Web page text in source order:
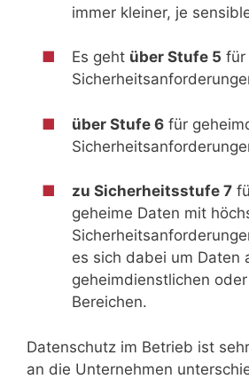
immer kleiner, je
Es geht über Stufe 5 für
über Stufe 6 für
zu Sicherheitsstufe 7
geheime Daten mit
es sich dabei um Daten
geheimdienstlichen
Bereichen.
Datenschutz im Betrieb ist
an die Unternehmen